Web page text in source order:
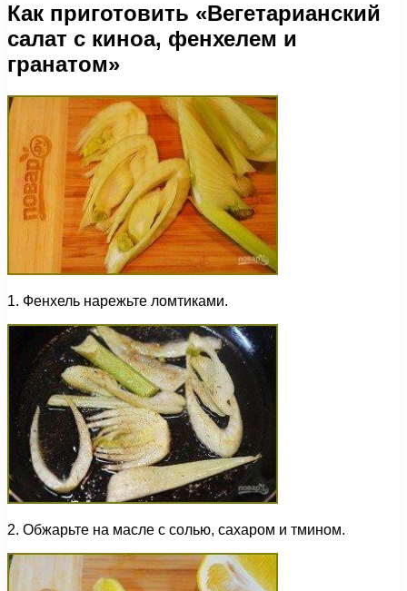
Как приготовить «Вегетарианский
салат с киноа, фенхелем и
гранатом»
1. Фенхель нарежьте ломтиками.
2. Обжарьте на масле с солью, сахаром и тмином.